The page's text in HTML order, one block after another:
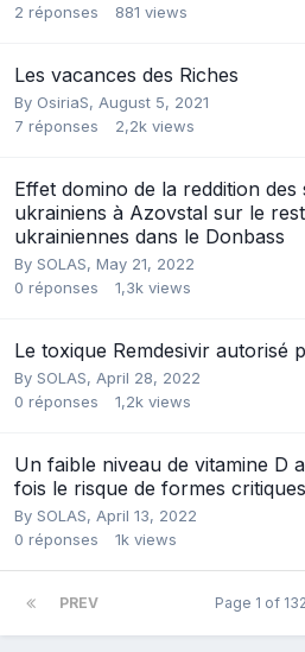
2 réponses 881 views
Les vacances des Riches
By OsiriaS, August 5, 2021
7 réponses 2,2k views
Effet domino de la reddition des
ukrainiens à Azovstal sur le
ukrainiennes dans le Donbass
By SOLAS, May 21, 2022
0 réponses 1,3k views
Le toxique Remdesivir autorisé
By SOLAS, April 28, 2022
0 réponses 1,2k views
Un faible niveau de vitamine D
fois le risque de formes
By SOLAS, April 13, 2022
0 réponses 1k views
PREV Page 1 of 132